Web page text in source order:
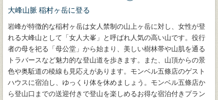
大峰山脈 稲村ヶ岳に登る
岩峰が特徴的な稲村ヶ岳は女人禁制の山上ヶ岳に対し、女性が登
れる大峰山として「女人大峯」と呼ばれ人気の高い山です。役行
者の母を祀る「母公堂」から始まり、美しい樹林帯や山肌を通る
トラバースなど魅力的な登山道を歩きます。また、山頂からの景
色や奥駈道の稜線も見応えがあります。モンベル五條店のゲスト
ハウスに宿泊し、ゆっくり体を休めましょう。モンベル五條店か
ら登山口までの送迎付きで登山を楽しめるお得な宿泊付きプラン